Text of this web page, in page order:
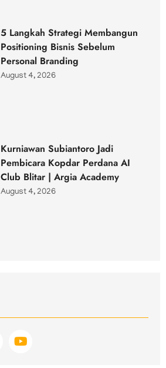
5 Langkah Strategi Membangun
Positioning Bisnis Sebelum
Personal Branding
August 4, 2026
Kurniawan Subiantoro Jadi
Pembicara Kopdar Perdana AI
Club Blitar | Argia Academy
August 4, 2026
Y
o